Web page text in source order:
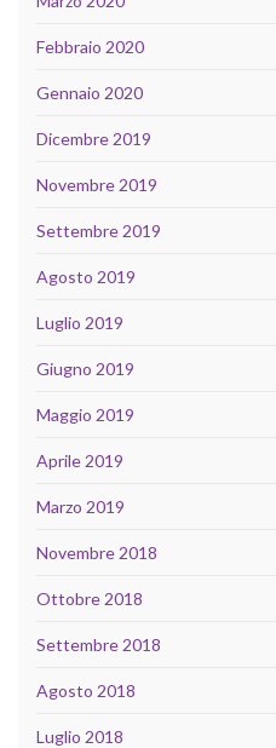
Febbraio 2020
Gennaio 2020
Dicembre 2019
Novembre 2019
Settembre 2019
Agosto 2019
Luglio 2019
Giugno 2019
Maggio 2019
Aprile 2019
Marzo 2019
Novembre 2018
Ottobre 2018
Settembre 2018
Agosto 2018
Luglio 2018